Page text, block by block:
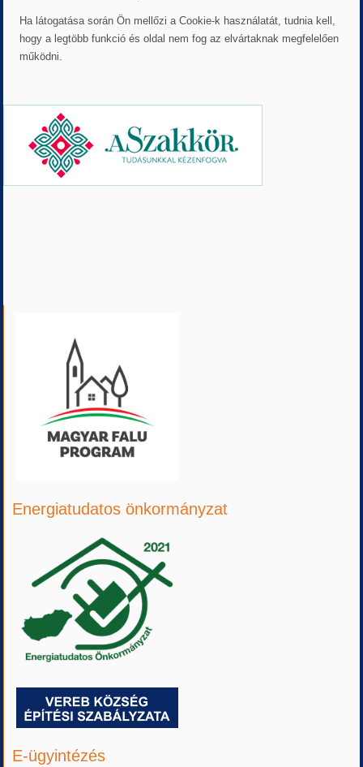
Ha látogatása során Ön mellőzi a Cookie-k használatát, tudnia kell,
hogy a legtöbb funkció és oldal nem fog az elvártaknak megfelelően
működni.
Energiatudatos önkormányzat
E-ügyintézés